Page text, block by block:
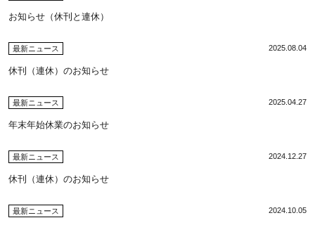
お知らせ（休刊と連休）
最新ニュース 2025.08.04
休刊（連休）のお知らせ
最新ニュース 2025.04.27
年末年始休業のお知らせ
最新ニュース 2024.12.27
休刊（連休）のお知らせ
最新ニュース 2024.10.05